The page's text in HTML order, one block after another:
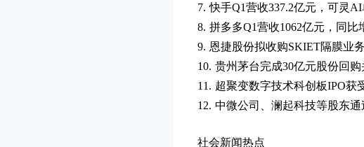
7. 快手Q1营收337.2亿元，可灵
8. 拼多多Q1营收1062亿元，同
9. 恩捷股份拟收购SKIET隔膜业
10. 贵州茅台完成30亿元股份回
11. 超聚变数字技术科创板IPO
12. 中微公司、澜起科技等股东
社会新闻热点